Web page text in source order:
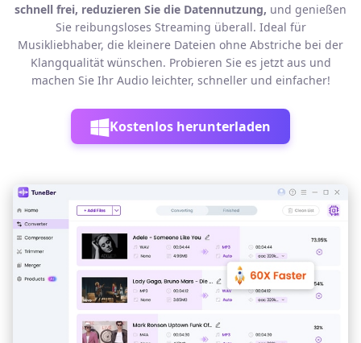
schnell frei, reduzieren Sie die Datennutzung, und genießen
Sie reibungsloses Streaming überall. Ideal für
Musikliebhaber, die kleinere Dateien ohne Abstriche bei der
Klangqualität wünschen. Probieren Sie es jetzt aus und
machen Sie Ihr Audio leichter, schneller und einfacher!
Kostenlos herunterladen